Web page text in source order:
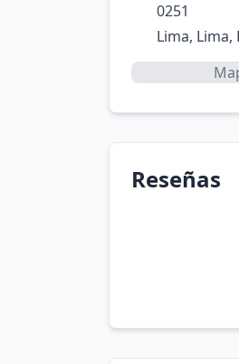
0251
Lima, Lima,
Reseñas